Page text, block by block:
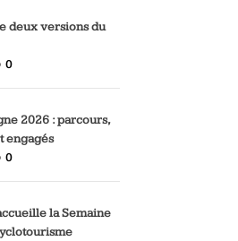
deux versions du
0
2026 : parcours,
engagés
0
la Semaine